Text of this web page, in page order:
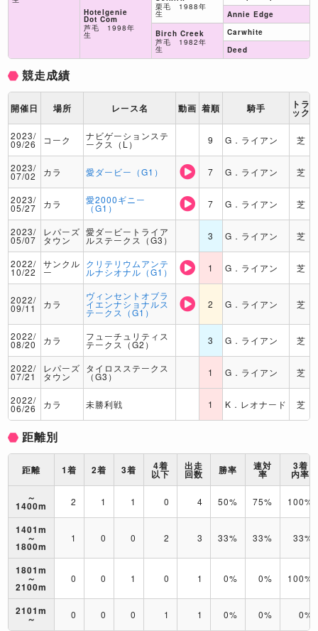
Hotelgenie
Dot Com
芦毛 1998年
生
栗毛 1988年
生
Birch Creek
芦毛 1982年
生
Annie Edge
Carwhite
Deed
競走成績
開催日 場所 レース名 動画 着順 騎手 トラ
ック
2023/
09/26 コーク ナビゲーションステ
ークス（L） 9 G．ライアン 芝
2023/
07/02 カラ 愛ダービー（G1） 7 G．ライアン 芝
2023/
05/27 カラ 愛2000ギニー
（G1） 7 G．ライアン 芝
2023/
05/07
レパーズ
タウン
愛ダービートライア
ルステークス（G3） 3 G．ライアン 芝
2022/
10/22
サンクル
ー
クリテリウムアンテ
ルナシオナル（G1） 1 G．ライアン 芝
2022/
09/11 カラ
ヴィンセントオブラ
イエンナショナルス
テークス（G1）
2 G．ライアン 芝
2022/
08/20 カラ フューチュリティス
テークス（G2） 3 G．ライアン 芝
2022/
07/21
レパーズ
タウン
タイロスステークス
（G3） 1 G．ライアン 芝
2022/
06/26 カラ 未勝利戦 1 K．レオナード 芝
距離別
距離 1着 2着 3着 4着
以下
出走
回数 勝率 連対
率
3着
内率
～
1400m 2 1 1 0 4 50% 75% 100%
1401m
～
1800m
1 0 0 2 3 33% 33% 33%
1801m
～
2100m
0 0 1 0 1 0% 0% 100%
2101m
～ 0 0 0 1 1 0% 0% 0%